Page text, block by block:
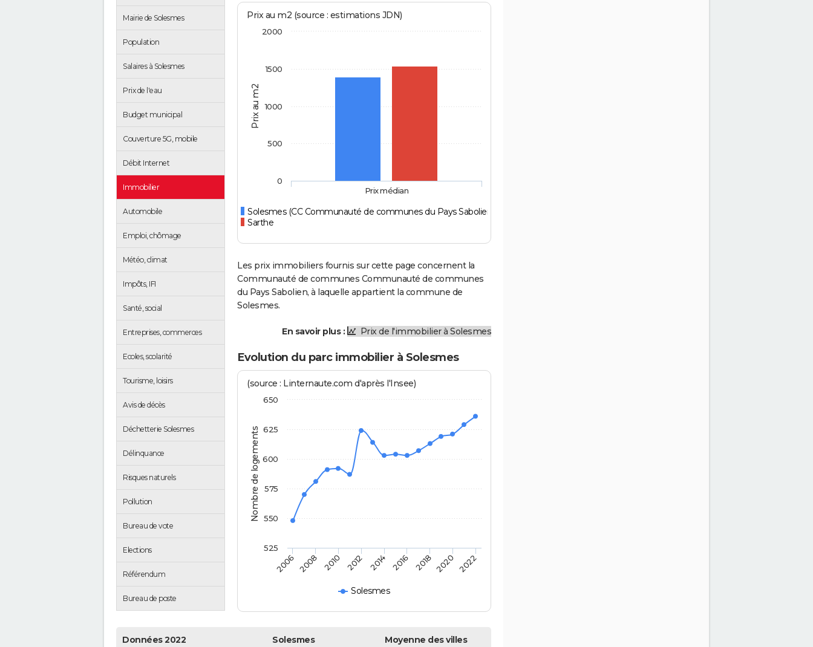
Mairie de Solesmes
Population
Salaires à Solesmes
Prix de l'eau
Budget municipal
Couverture 5G, mobile
Débit Internet
Immobilier
Automobile
Emploi, chômage
Météo, climat
Impôts, IFI
Santé, social
Entreprises, commerces
Ecoles, scolarité
Tourisme, loisirs
Avis de décès
Déchetterie Solesmes
Délinquance
Risques naturels
Pollution
Bureau de vote
Elections
Référendum
Bureau de poste
Prix au m2
Prix au m2 (source : estimations JDN)
Solesmes (CC Communauté de communes du Pays Sabolien)
Sarthe
Prix médian
0
500
1000
1500
2000
Les prix immobiliers fournis sur cette page concernent la
Communauté de communes Communauté de communes
du Pays Sabolien, à laquelle appartient la commune de
Solesmes.
En savoir plus : Prix de l'immobilier à Solesmes
Evolution du parc immobilier à Solesmes
Nombre de logements
(source : Linternaute.com d'après l'Insee)
Solesmes
2006 2008 2010 2012 2014 2016 2018 2020 2022
525
550
575
600
625
650
Données 2022 Solesmes Moyenne des villes